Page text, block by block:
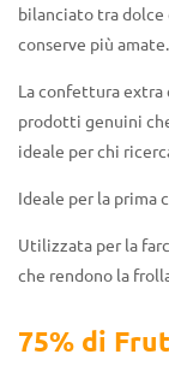
bilanciato tra dolce
conserve più amate.
La confettura extra
prodotti genuini
ideale per chi
Ideale per la prima
Utilizzata per la
che rendono la
75% di